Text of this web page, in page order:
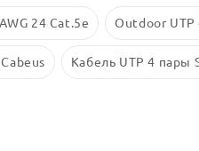
24 Cat.5e Outdoor UTP
Кабель UTP 4 пары